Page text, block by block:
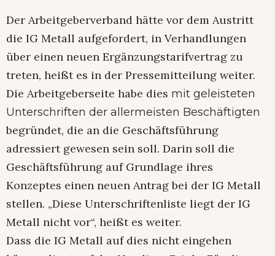
Der Arbeitgeberverband hätte vor dem Austritt
die IG Metall aufgefordert, in Verhandlungen
über einen neuen Ergänzungstarifvertrag zu
treten, heißt es in der Pressemitteilung weiter.
Die Arbeitgeberseite habe dies mit geleisteten
Unterschriften der allermeisten Beschäftigten
begründet, die an die Geschäftsführung
adressiert gewesen sein soll. Darin soll die
Geschäftsführung auf Grundlage ihres
Konzeptes einen neuen Antrag bei der IG Metall
stellen. „Diese Unterschriftenliste liegt der IG
Metall nicht vor“, heißt es weiter.
Dass die IG Metall auf dies nicht eingehen